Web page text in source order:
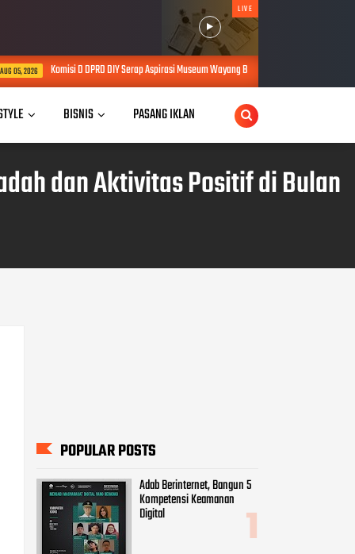
LIVE
Serap Aspirasi Museum Wayang Beber Sekartaji, Raperda Permuseuman Diminta Berpihak
BISNIS PASANG IKLAN
dan Aktivitas Positif di Bulan
POPULAR POSTS
Adab Berinternet, Bangun 5
Kompetensi Keamanan
Digital